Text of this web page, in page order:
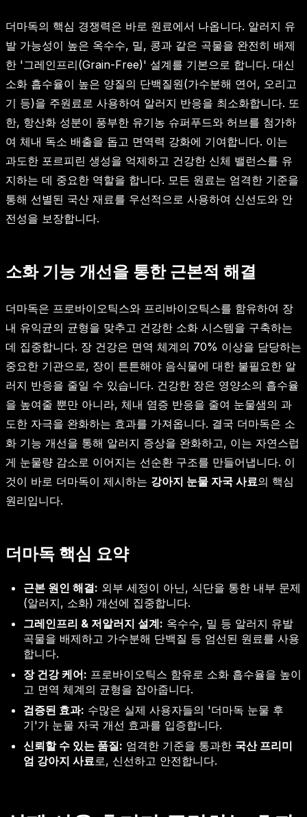
더마독의 핵심 경쟁력은 바로 원료에서 나옵니다. 알러지 유
발 가능성이 높은 옥수수, 밀, 콩과 같은 곡물을 완전히 배제
한 '그레인프리(Grain-Free)' 설계를 기본으로 합니다. 대신
소화 흡수율이 높은 양질의 단백질원(가수분해 연어, 오리고
기 등)을 주원료로 사용하여 알러지 반응을 최소화합니다. 또
한, 항산화 성분이 풍부한 유기농 슈퍼푸드와 허브를 첨가하
여 체내 독소 배출을 돕고 면역력 강화에 기여합니다. 이는
과도한 포르피린 생성을 억제하고 건강한 신체 밸런스를 유
지하는 데 중요한 역할을 합니다. 모든 원료는 엄격한 기준을
통해 선별된 국산 재료를 우선적으로 사용하여 신선도와 안
전성을 보장합니다.
소화 기능 개선을 통한 근본적 해결
더마독은 프로바이오틱스와 프리바이오틱스를 함유하여 장
내 유익균의 균형을 맞추고 건강한 소화 시스템을 구축하는
데 집중합니다. 장 건강은 면역 체계의 70% 이상을 담당하는
중요한 기관으로, 장이 튼튼해야 음식물에 대한 불필요한 알
러지 반응을 줄일 수 있습니다. 건강한 장은 영양소의 흡수율
을 높여줄 뿐만 아니라, 체내 염증 반응을 줄여 눈물샘의 과
도한 자극을 완화하는 효과를 가져옵니다. 결국 더마독은 소
화 기능 개선을 통해 알러지 증상을 완화하고, 이는 자연스럽
게 눈물량 감소로 이어지는 선순환 구조를 만들어냅니다. 이
것이 바로 더마독이 제시하는 강아지 눈물 자국 사료의 핵심
원리입니다.
더마독 핵심 요약
근본 원인 해결: 외부 세정이 아닌, 식단을 통한 내부 문제
(알러지, 소화) 개선에 집중합니다.
그레인프리 & 저알러지 설계: 옥수수, 밀 등 알러지 유발
곡물을 배제하고 가수분해 단백질 등 엄선된 원료를 사용
합니다.
장 건강 케어: 프로바이오틱스 함유로 소화 흡수율을 높이
고 면역 체계의 균형을 잡아줍니다.
검증된 효과: 수많은 실제 사용자들의 '더마독 눈물 후
기'가 눈물 자국 개선 효과를 입증합니다.
신뢰할 수 있는 품질: 엄격한 기준을 통과한 국산 프리미
엄 강아지 사료 로, 신선하고 안전합니다.